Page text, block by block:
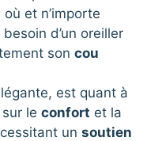
où et n’importe
d’un oreiller
son cou
est quant à
le confort et la
un soutien